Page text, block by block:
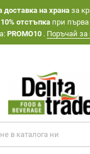
доставка на храназа
10% отстъпкапри първа
PROMO10 . Поръчай